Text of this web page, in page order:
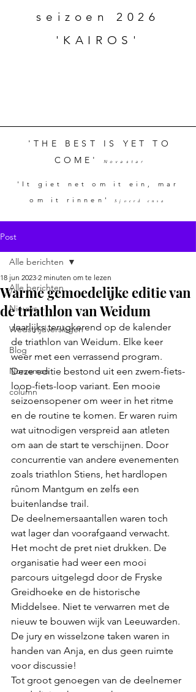
seizoen 2026
'KAIROS'
'THE BEST IS YET TO
COME'
Novastar
'It giet net om it ein, mar
om it rinnen'
Sjoerd ensa
Post
Alle berichten
Nieuws
Wedstrijdverslagen
Blog
Norseman
column
Alle berichten
Warme gemoedelijke editie van
de triathlon van Weidum
18 jun 2023 2 minuten om te lezen
Jaarlijks terugkerend op de kalender
de triathlon van Weidum. Elke keer
weer met een verrassend program.
Deze editie bestond uit een zwem-fiets-
loop-fiets-loop variant. Een mooie
seizoensopener om weer in het ritme
en de routine te komen. Er waren ruim
wat uitnodigen verspreid aan atleten
om aan de start te verschijnen. Door
concurrentie van andere evenementen
zoals triathlon Stiens, het hardlopen
rûnom Mantgum en zelfs een
buitenlandse trail.
De deelnemersaantallen waren toch
wat lager dan voorafgaand verwacht.
Het mocht de pret niet drukken. De
organisatie had weer een mooi
parcours uitgelegd door de Fryske
Greidhoeke en de historische
Middelsee. Niet te verwarren met de
nieuw te bouwen wijk van Leeuwarden.
De jury en wisselzone taken waren in
handen van Anja, en dus geen ruimte
voor discussie!
Tot groot genoegen van de deelnemer